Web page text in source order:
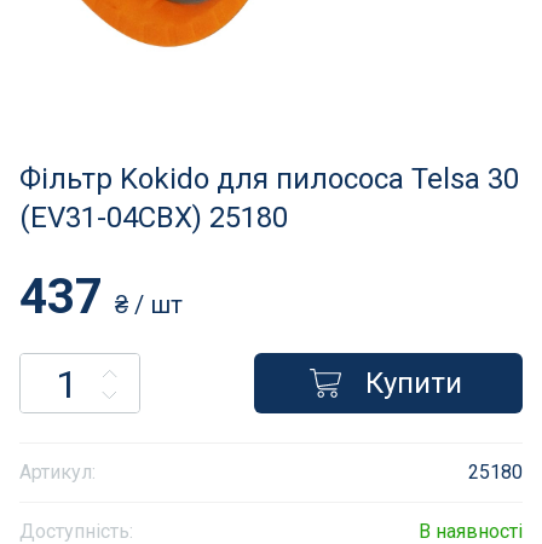
Атракціони для відпочинку
Засоби порятунку на воді
Фільтр Kokido для пилососа Telsa 30
(EV31-04CBX) 25180
Артикул: 25180
Доступність: В наявності
437 ₴ / шт
Купити